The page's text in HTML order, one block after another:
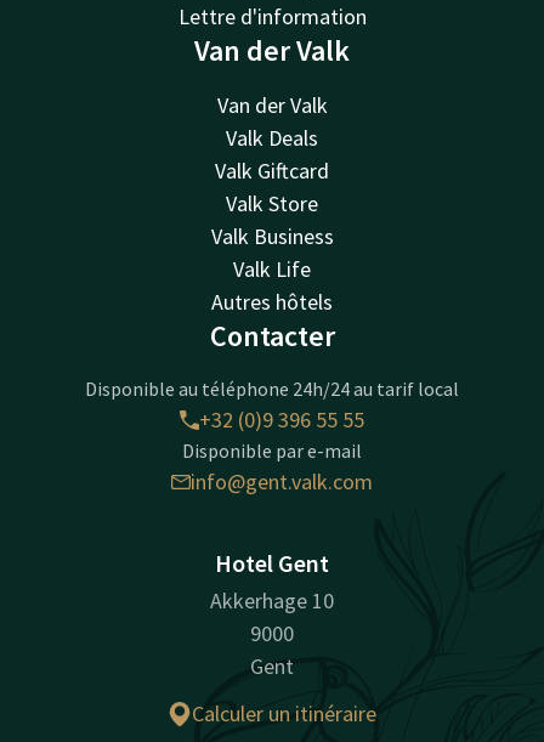
Lettre d'information
Van der Valk
Van der Valk
Valk Deals
Valk Giftcard
Valk Store
Valk Business
Valk Life
Autres hôtels
Contacter
Disponible au téléphone 24h/24 au tarif local
+32 (0)9 396 55 55
Disponible par e-mail
info@gent.valk.com
Hotel Gent
Akkerhage 10
9000
Gent
Calculer un itinéraire